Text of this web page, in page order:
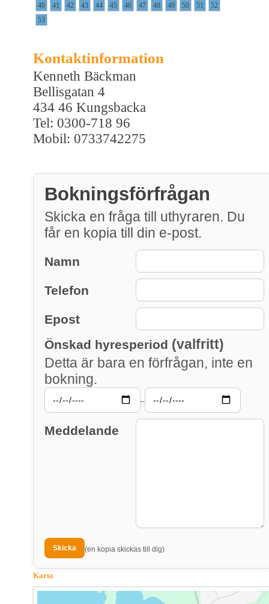
40 41 42 43 44 45 46 47 48 49 50 51
52
53
Kontaktinformation
Kenneth Bäckman
Bellisgatan 4
434 46 Kungsbacka
Tel: 0300-718 96
Mobil: 0733742275
Bokningsförfrågan
Skicka en fråga till uthyraren. Du
får en kopia till din e-post.
Namn
Telefon
Epost
Önskad hyresperiod (valfritt)
Detta är bara en förfrågan, inte en
bokning.
–
Meddelande
(en kopia skickas till dig)
Karta